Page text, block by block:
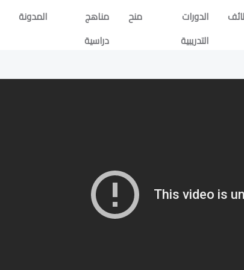
الدورات
التدريبية
منح
مناهج
دراسية
المدونة